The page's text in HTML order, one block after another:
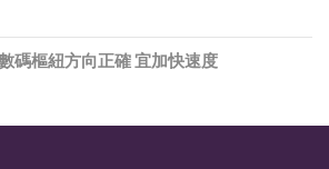
碼樞紐方向正確 宜加快速度